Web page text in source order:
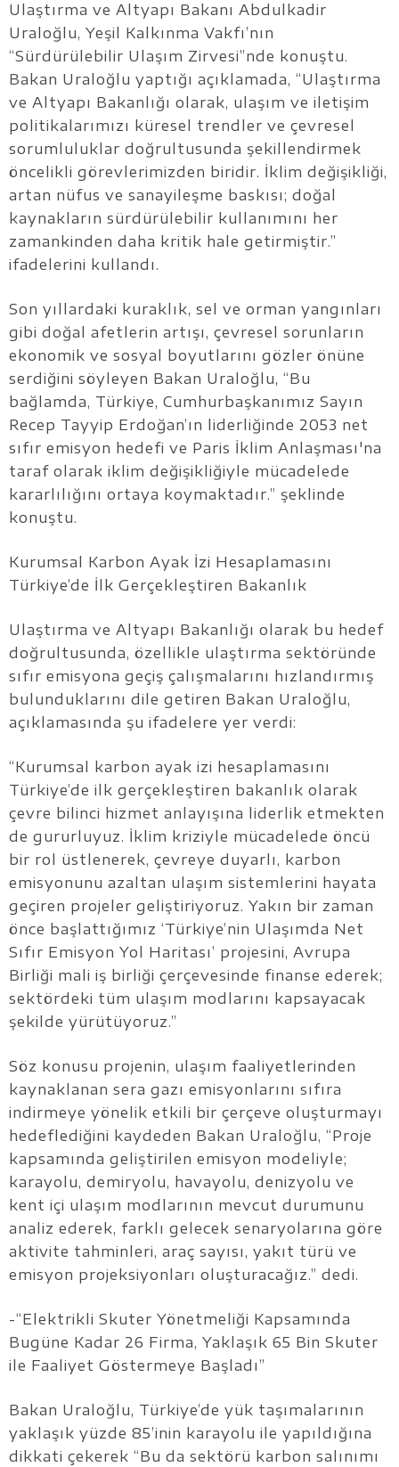
Ulaştırma ve Altyapı Bakanı Abdulkadir
Uraloğlu, Yeşil Kalkınma Vakfı’nın
“Sürdürülebilir Ulaşım Zirvesi”nde konuştu.
Bakan Uraloğlu yaptığı açıklamada, “Ulaştırma
ve Altyapı Bakanlığı olarak, ulaşım ve iletişim
politikalarımızı küresel trendler ve çevresel
sorumluluklar doğrultusunda şekillendirmek
öncelikli görevlerimizden biridir. İklim değişikliği,
artan nüfus ve sanayileşme baskısı; doğal
kaynakların sürdürülebilir kullanımını her
zamankinden daha kritik hale getirmiştir.”
ifadelerini kullandı.
Son yıllardaki kuraklık, sel ve orman yangınları
gibi doğal afetlerin artışı, çevresel sorunların
ekonomik ve sosyal boyutlarını gözler önüne
serdiğini söyleyen Bakan Uraloğlu, “Bu
bağlamda, Türkiye, Cumhurbaşkanımız Sayın
Recep Tayyip Erdoğan’ın liderliğinde 2053 net
sıfır emisyon hedefi ve Paris İklim Anlaşması'na
taraf olarak iklim değişikliğiyle mücadelede
kararlılığını ortaya koymaktadır.” şeklinde
konuştu.
Kurumsal Karbon Ayak İzi Hesaplamasını
Türkiye’de İlk Gerçekleştiren Bakanlık
Ulaştırma ve Altyapı Bakanlığı olarak bu hedef
doğrultusunda, özellikle ulaştırma sektöründe
sıfır emisyona geçiş çalışmalarını hızlandırmış
bulunduklarını dile getiren Bakan Uraloğlu,
açıklamasında şu ifadelere yer verdi:
“Kurumsal karbon ayak izi hesaplamasını
Türkiye’de ilk gerçekleştiren bakanlık olarak
çevre bilinci hizmet anlayışına liderlik etmekten
de gururluyuz. İklim kriziyle mücadelede öncü
bir rol üstlenerek, çevreye duyarlı, karbon
emisyonunu azaltan ulaşım sistemlerini hayata
geçiren projeler geliştiriyoruz. Yakın bir zaman
önce başlattığımız ‘Türkiye’nin Ulaşımda Net
Sıfır Emisyon Yol Haritası’ projesini, Avrupa
Birliği mali iş birliği çerçevesinde finanse ederek;
sektördeki tüm ulaşım modlarını kapsayacak
şekilde yürütüyoruz.”
Söz konusu projenin, ulaşım faaliyetlerinden
kaynaklanan sera gazı emisyonlarını sıfıra
indirmeye yönelik etkili bir çerçeve oluşturmayı
hedeflediğini kaydeden Bakan Uraloğlu, “Proje
kapsamında geliştirilen emisyon modeliyle;
karayolu, demiryolu, havayolu, denizyolu ve
kent içi ulaşım modlarının mevcut durumunu
analiz ederek, farklı gelecek senaryolarına göre
aktivite tahminleri, araç sayısı, yakıt türü ve
emisyon projeksiyonları oluşturacağız.” dedi.
-“Elektrikli Skuter Yönetmeliği Kapsamında
Bugüne Kadar 26 Firma, Yaklaşık 65 Bin Skuter
ile Faaliyet Göstermeye Başladı”
Bakan Uraloğlu, Türkiye’de yük taşımalarının
yaklaşık yüzde 85’inin karayolu ile yapıldığına
dikkati çekerek “Bu da sektörü karbon salınımı